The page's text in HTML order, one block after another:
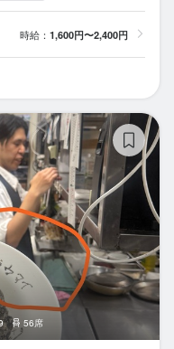
時給： 1,600円〜2,400円
56席